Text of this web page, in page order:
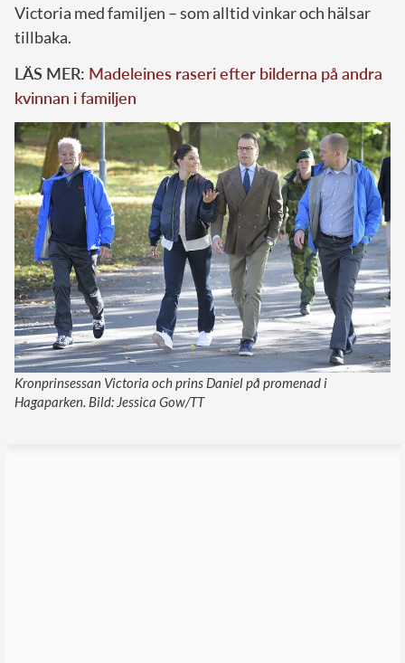
Victoria med familjen – som alltid vinkar och hälsar
tillbaka.
LÄS MER: Madeleines raseri efter bilderna på andra
kvinnan i familjen
Kronprinsessan Victoria och prins Daniel på promenad i
Hagaparken. Bild: Jessica Gow/TT